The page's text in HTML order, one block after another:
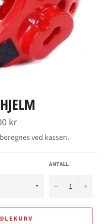
kr
beregnes ved kassen.
ANTALL
− +